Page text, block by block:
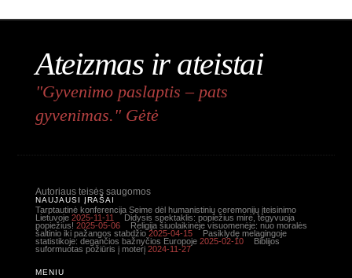
Ateizmas ir ateistai
"Gyvenimo paslaptis – pats
gyvenimas." Gėtė
Autoriaus teisės saugomos
NAUJAUSI ĮRAŠAI
Tarptautinė konferencija Seime dėl humanistinių ceremonijų įteisinimo
Lietuvoje 2025-11-11
Didysis spektaklis: popiežius mirė, tegyvuoja
popiežius! 2025-05-06
Religija šiuolaikinėje visuomenėje: nuo moralės
šaltinio iki pažangos stabdžio 2025-04-15
Pasiklydę melagingoje
statistikoje: degančios bažnyčios Europoje 2025-02-10
Biblijos
suformuotas požiūris į moterį 2024-11-27
MENIU